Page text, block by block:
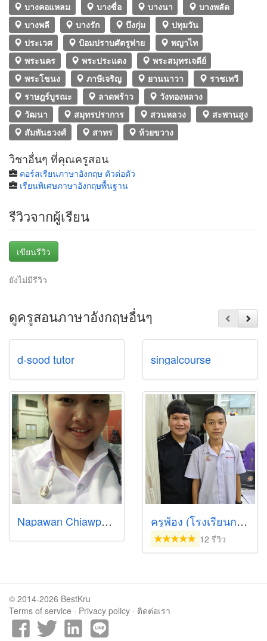
บางคอแหลม
บางซื่อ บางนา
บางพลัด
บางพลี
บางรัก บึงกุ่ม
ปทุมวัน
ประเวศ
ป้อมปราบศัตรูพ่าย
พญาไท
พระนคร
พระประแดง
พระสมุทรเจดีย์
พระโขนง
ภาษีเจริญ ยานนาวา
ราชเทวี
ราษฎร์บูรณะ
ลาดพร้าว
วังทองหลาง
วัฒนา
สมุทรปราการ สวนหลวง
สะพานสูง
สัมพันธวงศ์
สาทร ห้วยขวาง
วิชาอื่นๆ ที่คุณครูสอน
คอร์สเรียนภาษาอังกฤษ ตัวต่อตัว
เรียนพิเศษภาษาอังกฤษพื้นฐาน
รีวิวจากผู้เรียน
เขียนรีวิว
ยังไม่มีรีวิว
ดูครูสอนภาษาอังกฤษอื่นๆ
d-sood tutor singalcourse
Napawan Chiawpanit ครูพ้อง (โรงเรียนกวดวิชาพัทยาติวเตอร์)
12 รีวิว
© 2014-2026 BestKru
Terms of service · Privacy policy · ติดต่อเรา